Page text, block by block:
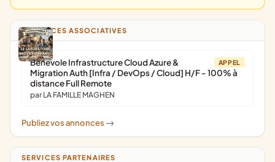
ANNONCES ASSOCIATIVES
APPEL
Bénévole Infrastructure Cloud Azure &
Migration Auth [Infra / DevOps / Cloud] H/F - 100% à
distance Full Remote
par LA FAMILLE MAGHEN
Publiez vos annonces ->
SERVICES PARTENAIRES